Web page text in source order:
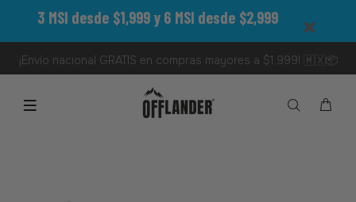
3 MSI desde $1,999 y 6 MSI desde $2,999
¡Envío nacional GRATIS en compras mayores a $1,999! 🇲🇽📦